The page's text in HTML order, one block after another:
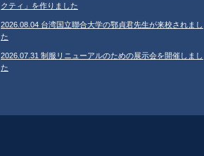
クティ」を作りました
2026.08.04 台湾国立聯合大学の鄂貞君先生が来校されまし
た
2026.07.31 制服リニューアルのための展示会を開催しまし
た